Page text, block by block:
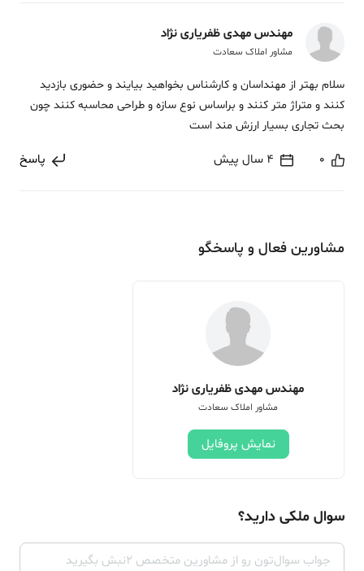
مهندس مهدی ظفریاری نژاد
مشاور املاک سعادت
سلام بهتر از مهنداسان و کارشناس بخواهید بیایند و حضوری بازدید
کنند و متراژ متر کنند و براساس نوع سازه و طراحی محاسبه کنند چون
بحث تجاری بسیار ارزش مند است
0 4 سال پیش پاسخ
مشاورین فعال و پاسخگو
مهندس مهدی ظفریاری نژاد
مشاور املاک سعادت
نمایش پروفایل
سوال ملکی دارید؟